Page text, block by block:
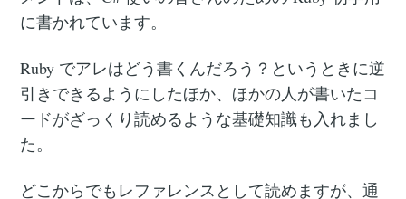
に書かれています。
Ruby でアレはどう書くんだろう？というときに逆
引きできるようにしたほか、ほかの人が書いたコ
ードがざっくり読めるような基礎知識も入れまし
た。
どこからでもレファレンスとして読めますが、通